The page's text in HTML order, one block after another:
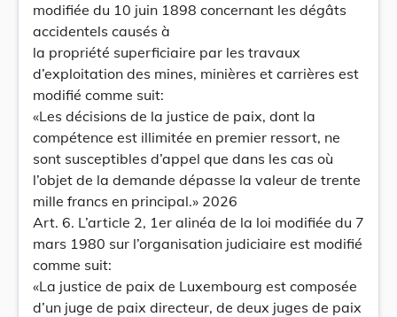
modifiée du 10 juin 1898 concernant les dégâts
accidentels causés à
la propriété superficiaire par les travaux
d’exploitation des mines, minières et carrières est
modifié comme suit:
«Les décisions de la justice de paix, dont la
compétence est illimitée en premier ressort, ne
sont susceptibles d’appel que dans les cas où
l’objet de la demande dépasse la valeur de trente
mille francs en principal.» 2026
Art. 6. L’article 2, 1er alinéa de la loi modifiée du 7
mars 1980 sur l’organisation judiciaire est modifié
comme suit:
«La justice de paix de Luxembourg est composée
d’un juge de paix directeur, de deux juges de paix